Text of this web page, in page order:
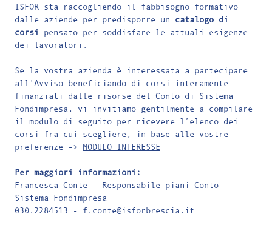
ISFOR sta raccogliendo il fabbisogno formativo
dalle aziende per predisporre un catalogo di
corsi pensato per soddisfare le attuali esigenze
dei lavoratori.
Se la vostra azienda è interessata a partecipare
all'Avviso beneficiando di corsi interamente
finanziati dalle risorse del Conto di Sistema
Fondimpresa, vi invitiamo gentilmente a compilare
il modulo di seguito per ricevere l’elenco dei
corsi fra cui scegliere, in base alle vostre
preferenze -> MODULO INTERESSE
Per maggiori informazioni:
Francesca Conte - Responsabile piani Conto
Sistema Fondimpresa
030.2284513 - f.conte@isforbrescia.it